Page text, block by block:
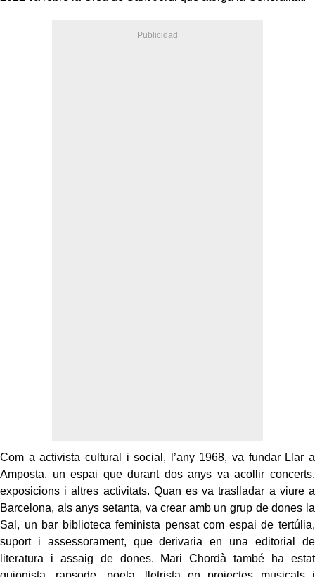
Com a activista cultural i social, l’any 1968, va fundar Llar a
Amposta, un espai que durant dos anys va acollir concerts,
exposicions i altres activitats. Quan es va traslladar a viure a
Barcelona, als anys setanta, va crear amb un grup de dones la
Sal, un bar biblioteca feminista pensat com espai de tertúlia,
suport i assessorament, que derivaria en una editorial de
literatura i assaig de dones. Mari Chordà també ha estat